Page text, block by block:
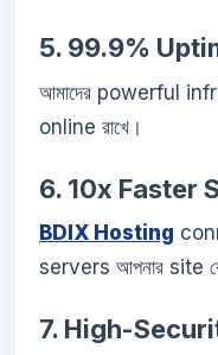
5. 99.9%
আমাদের powerful
online রাখে।
6. 10x Faster
BDIX Hosting
servers আপনার site
7. High-